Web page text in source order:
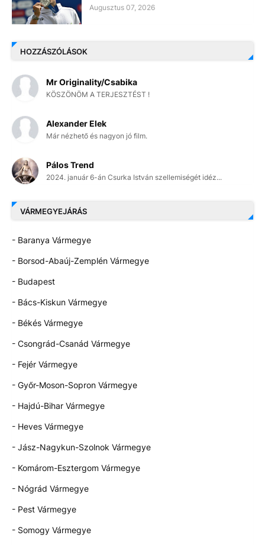
Augusztus 07, 2026
HOZZÁSZÓLÁSOK
Mr Originality/Csabika
KÖSZÖNÖM A TERJESZTÉST !
Alexander Elek
Már nézhető és nagyon jó film.
Pálos Trend
2024. január 6-án Csurka István szellemiségét idéz...
VÁRMEGYEJÁRÁS
- Baranya Vármegye
- Borsod-Abaúj-Zemplén Vármegye
- Budapest
- Bács-Kiskun Vármegye
- Békés Vármegye
- Csongrád-Csanád Vármegye
- Fejér Vármegye
- Győr-Moson-Sopron Vármegye
- Hajdú-Bihar Vármegye
- Heves Vármegye
- Jász-Nagykun-Szolnok Vármegye
- Komárom-Esztergom Vármegye
- Nógrád Vármegye
- Pest Vármegye
- Somogy Vármegye